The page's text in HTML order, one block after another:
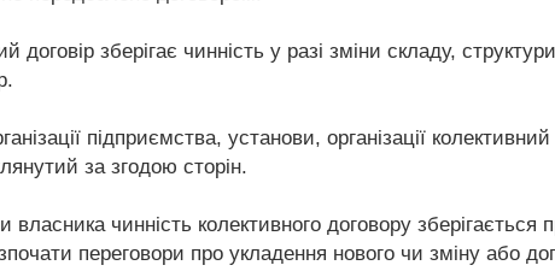
договір зберігає чинність у разі зміни складу,
підприємства, установи, організації
за згодою сторін.
власника чинність колективного договору
переговори про укладення нового чи зміну або